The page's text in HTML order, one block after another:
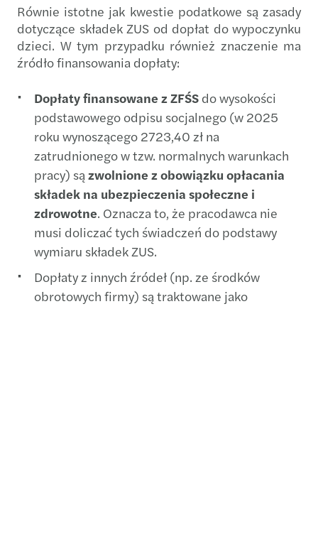
Równie istotne jak kwestie podatkowe są zasady
dotyczące składek ZUS od dopłat do wypoczynku
dzieci. W tym przypadku również znaczenie ma
źródło finansowania dopłaty:
Dopłaty finansowane z ZFŚS do wysokości
podstawowego odpisu socjalnego (w 2025
roku wynoszącego 2723,40 zł na
zatrudnionego w tzw. normalnych warunkach
pracy) sązwolnione z obowiązku opłacania
składek na ubezpieczenia społeczne i
zdrowotne. Oznacza to, że pracodawca nie
musi doliczać tych świadczeń do podstawy
wymiaru składek ZUS.
Dopłaty z innych źródeł (np. ze środków
obrotowych firmy) są traktowane jako